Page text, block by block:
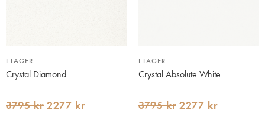
I LAGER
Crystal Diamond
3795 kr 2277 kr
I LAGER
Crystal Absolute White
3795 kr 2277 kr